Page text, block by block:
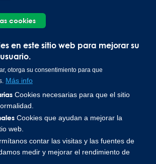
en este sitio web para mejorar su
otorga su consentimiento para que
Más info
Cookies necesarias para que el sitio
Cookies que ayudan a mejorar la
web.
contar las visitas y las fuentes de
medir y mejorar el rendimiento de
cookies
Poniente, Carretera Monterrey-Saltillo Km.9,
Santa Catarina N.L. 66367 | 800 110 25 00
Copyright © 2026 Lee Spring Company